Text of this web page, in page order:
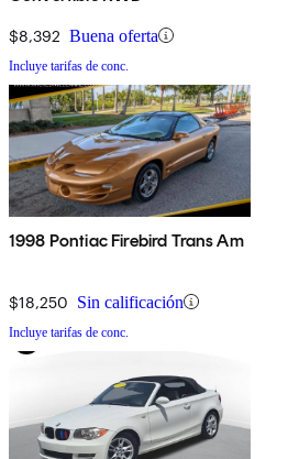
$8,392 Buena oferta
Incluye tarifas de conc.
1998 Pontiac Firebird Trans Am
$18,250 Sin calificación
Incluye tarifas de conc.